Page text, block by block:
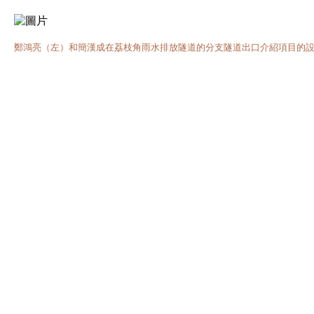
鄭鴻亮（左）和簡漢成在荔枝角雨水排放隧道的分支隧道出口介紹項目的設